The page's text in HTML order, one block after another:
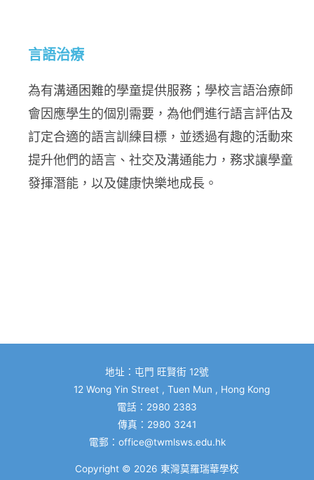
言語治療
為有溝通困難的學童提供服務；學校言語治療師
會因應學生的個別需要，為他們進行語言評估及
訂定合適的語言訓練目標，並透過有趣的活動來
提升他們的語言、社交及溝通能力，務求讓學童
發揮潛能，以及健康快樂地成長。
地址：屯門 旺賢街 12號
12 Wong Yin Street , Tuen Mun , Hong Kong
電話：2980 2383
傳真：2980 3241
電郵： office@twmlsws.edu.hk
Copyright © 2026 東灣莫羅瑞華學校